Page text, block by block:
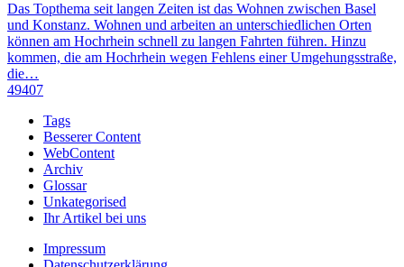
Das Topthema seit langen Zeiten ist das Wohnen zwischen Basel
und Konstanz. Wohnen und arbeiten an unterschiedlichen Orten
können am Hochrhein schnell zu langen Fahrten führen. Hinzu
kommen, die am Hochrhein wegen Fehlens einer Umgehungsstraße,
die…
49407
Tags
Besserer Content
WebContent
Archiv
Glossar
Unkategorised
Ihr Artikel bei uns
Impressum